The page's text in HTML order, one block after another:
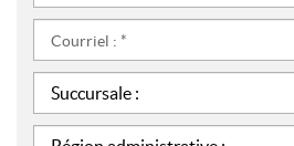
*
*Succursale
*Région